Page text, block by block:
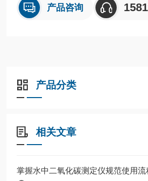
产品咨询
产品分类
相关文章